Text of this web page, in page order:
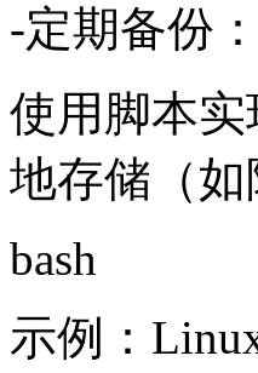
-定期备份：
使用脚本
地存储（如
bash
示例：